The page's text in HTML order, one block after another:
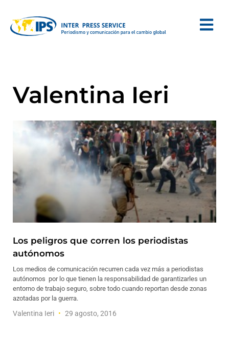
Valentina Ieri
Los peligros que corren los periodistas
autónomos
Los medios de comunicación recurren cada vez más a periodistas
autónomos por lo que tienen la responsabilidad de garantizarles un
entorno de trabajo seguro, sobre todo cuando reportan desde zonas
azotadas por la guerra.
Valentina Ieri 29 agosto, 2016